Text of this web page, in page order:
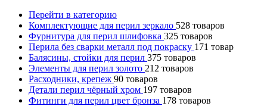
Перейти в категорию
Комплектующие для перил зеркало 528 товаров
Фурнитура для перил шлифовка 325 товаров
Перила без сварки металл под покраску 171 товар
Балясины, стойки для перил 375 товаров
Элементы для перил золото 212 товаров
Расходники, крепеж 90 товаров
Детали перил чёрный хром 197 товаров
Фитинги для перил цвет бронза 178 товаров